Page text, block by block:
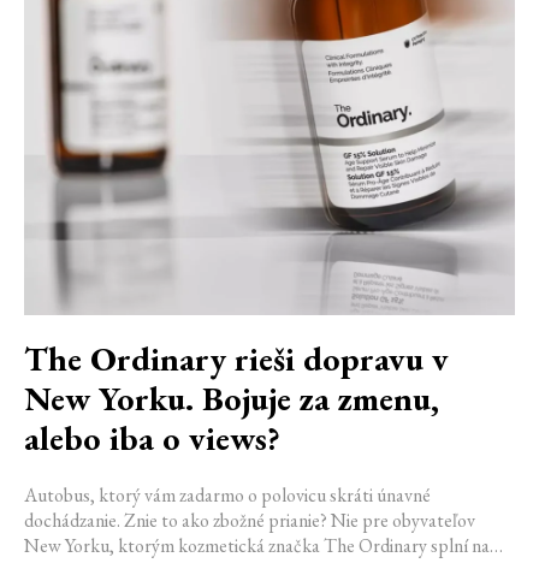
The Ordinary rieši dopravu v
New Yorku. Bojuje za zmenu,
alebo iba o views?
Autobus, ktorý vám zadarmo o polovicu skráti únavné
dochádzanie. Znie to ako zbožné prianie? Nie pre obyvateľov
New Yorku, ktorým kozmetická značka The Ordinary splní na